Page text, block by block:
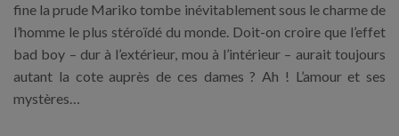
fine la prude Mariko tombe inévitablement sous le charme de
l’homme le plus stéroïdé du monde. Doit-on croire que l’effet
bad boy – dur à l’extérieur, mou à l’intérieur – aurait toujours
autant la cote auprès de ces dames ? Ah ! L’amour et ses
mystères…